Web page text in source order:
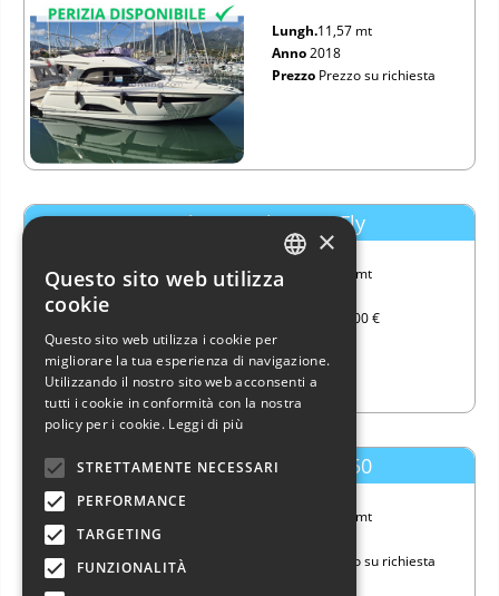
Lungh.11,57 mt
Anno2018
Prezzo Prezzo su richiesta
Bavaria 40 R Fly - R40 Fly
Lungh.
11,61 mt
305.000 €
Ferretti Yachts Ferretti 550
17,43 mt
Prezzo su richiesta
FRENCH
GERMAN
×
Questo sito web utilizza
cookie
Questo sito web utilizza i cookie per
migliorare la tua esperienza di navigazione.
Utilizzando il nostro sito web acconsenti a
tutti i cookie in conformità con la nostra
policy per i cookie. Leggi di più
STRETTAMENTE NECESSARI
PERFORMANCE
TARGETING
FUNZIONALITÀ